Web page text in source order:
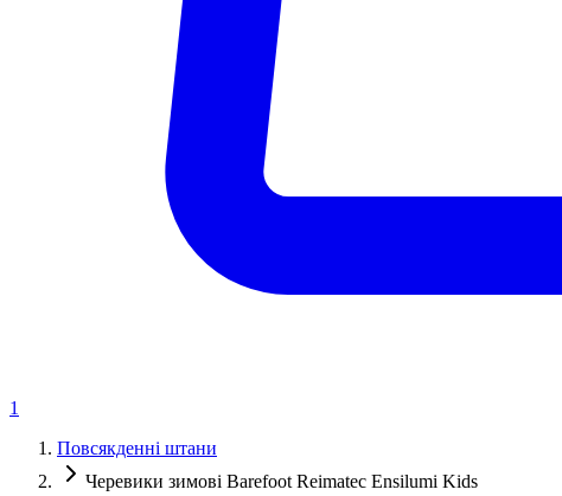
1
Повсякденні штани
Черевики зимові Barefoot Reimatec Ensilumi Kids